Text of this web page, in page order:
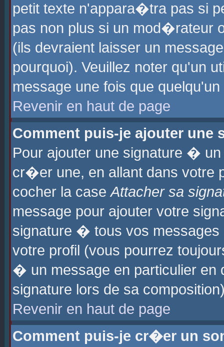
petit texte n'appara�tra pas si
pas non plus si un mod�rateur
(ils devraient laisser un
pourquoi). Veuillez noter qu'un
message une fois que
Revenir en haut de page
Comment puis-je ajouter une
Pour ajouter une signature �
cr�er une, en allant dans
cocher la caseAttacher sa
message pour ajouter votre
signature � tous vos
votre profil (vous pourrez
� un message en particulier
signature lors de sa
Revenir en haut de page
Comment puis-je cr�er un